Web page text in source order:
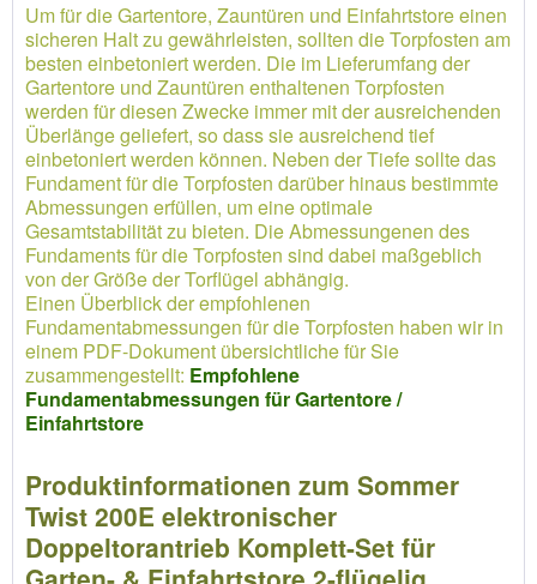
Um für die Gartentore, Zauntüren und Einfahrtstore einen
sicheren Halt zu gewährleisten, sollten die Torpfosten am
besten einbetoniert werden. Die im Lieferumfang der
Gartentore und Zauntüren enthaltenen Torpfosten
werden für diesen Zwecke immer mit der ausreichenden
Überlänge geliefert, so dass sie ausreichend tief
einbetoniert werden können. Neben der Tiefe sollte das
Fundament für die Torpfosten darüber hinaus bestimmte
Abmessungen erfüllen, um eine optimale
Gesamtstabilität zu bieten. Die Abmessungenen des
Fundaments für die Torpfosten sind dabei maßgeblich
von der Größe der Torflügel abhängig.
Einen Überblick der empfohlenen
Fundamentabmessungen für die Torpfosten haben wir in
einem PDF-Dokument übersichtliche für Sie
zusammengestellt: Empfohlene
Fundamentabmessungen für Gartentore /
Einfahrtstore
Produktinformationen zum Sommer
Twist 200E elektronischer
Doppeltorantrieb Komplett-Set für